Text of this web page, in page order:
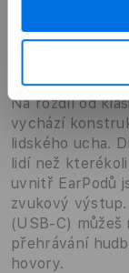
Na rozdíl od
vychází
lidského ucha.
lidí než
uvnitř EarPodů
zvukový výstup.
(USB‑C)
přehrávání
hovory.